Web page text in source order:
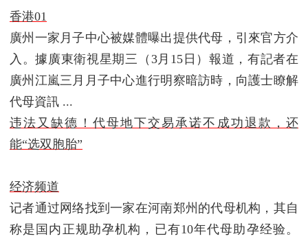
香港01
廣州一家月子中心被媒體曝出提供代母，引來官方介
入。據廣東衛視星期三（3月15日）報道，有記者在
廣州江嵐三月月子中心進行明察暗訪時，向護士瞭解
代母資訊 ...
违法又缺德！代母地下交易承诺不成功退款，还
能“选双胞胎”
经济频道
记者通过网络找到一家在河南郑州的代母机构，其自
称是国内正规助孕机构，已有10年代母助孕经验。